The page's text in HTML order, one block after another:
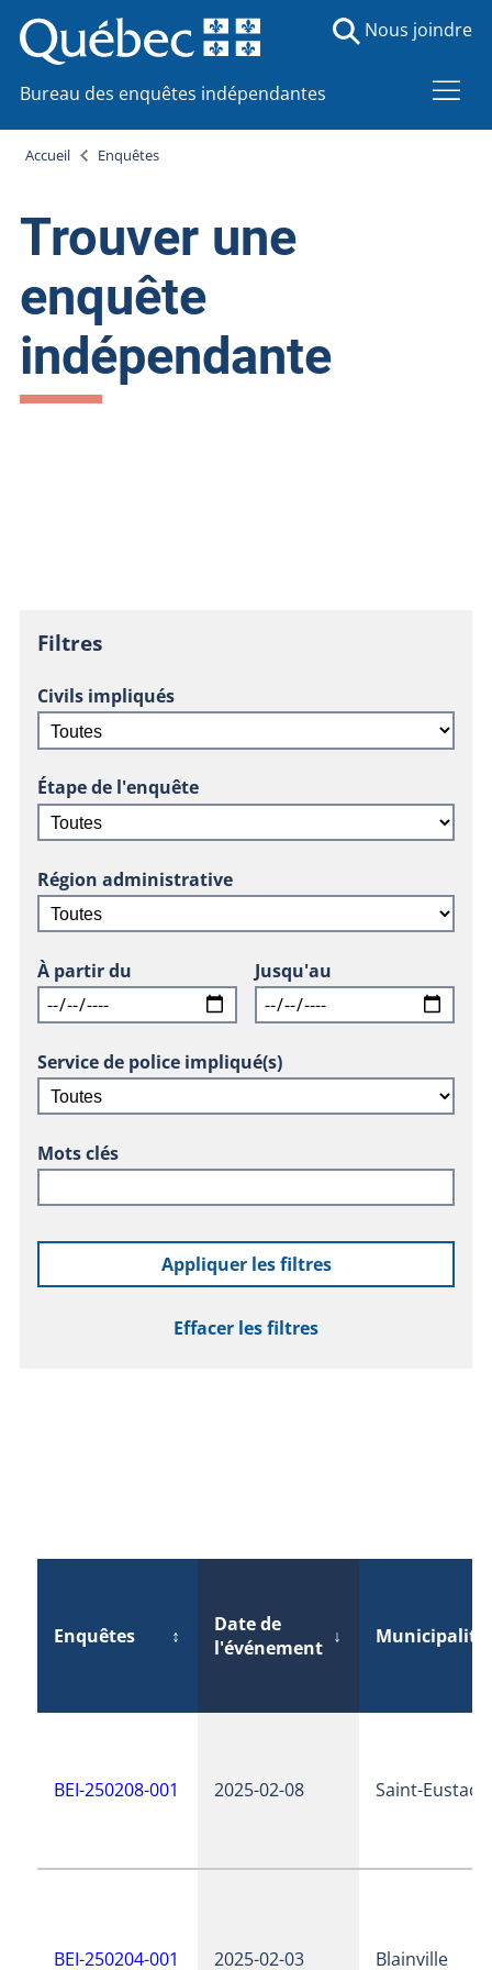
Bureau des enquêtes indépendantes
Nous joindre
Accueil Enquêtes
Trouver une
enquête
indépendante
Filtres
Civils impliqués
Étape de l'enquête
Région administrative
À partir du Jusqu'au
Service de police impliqué(s)
Mots clés
Appliquer les filtres
Effacer les filtres
Enquêtes ↕
Date de
l'événement ↓ Municipalité
BEI-250208-001 2025-02-08 Saint-
BEI-250204-001 2025-02-03 Blainville